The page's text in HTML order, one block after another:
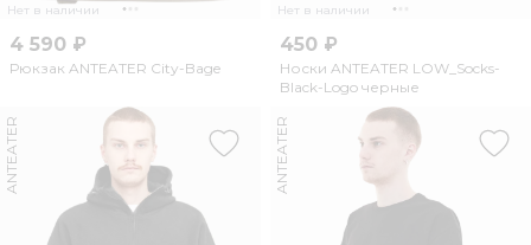
Нет в наличии
4 590 ₽
Рюкзак ANTEATER City-Bage
Нет в наличии
450 ₽
Носки ANTEATER LOW_Socks-
Black-Logo черные
ANTEATER ANTEATER